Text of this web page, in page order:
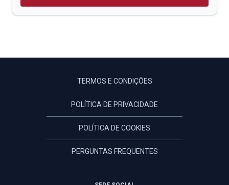
TERMOS E CONDIÇÕES
POLÍTICA DE PRIVACIDADE
POLÍTICA DE COOKIES
PERGUNTAS FREQUENTES